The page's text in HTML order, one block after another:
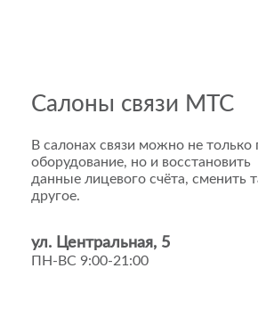
Салоны связи МТС
В салонах связи можно не только
оборудование, но и восстановить
данные лицевого счёта, сменить
другое.
ул. Центральная, 5
ПН-ВС 9:00-21:00